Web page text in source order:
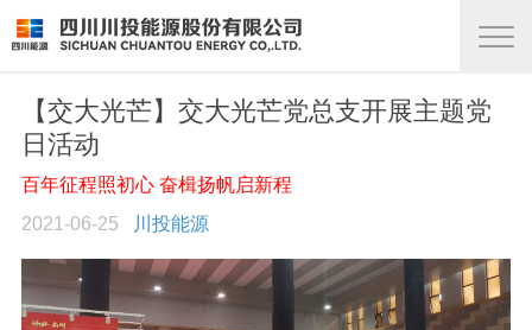
【交大光芒】交大光芒党总支开展主题党
日活动
百年征程照初心 奋楫扬帆启新程
2021-06-25
川投能源